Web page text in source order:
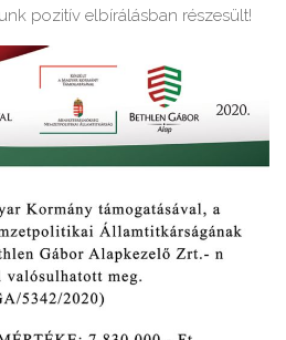
pozitív elbírálásban részesült!